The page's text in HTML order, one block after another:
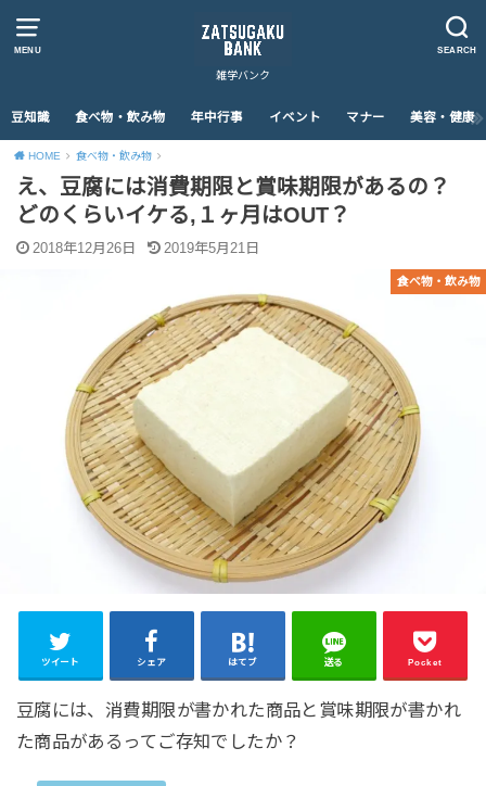
MENU SEARCH
雑学バンク
豆知識 食べ物・飲み物 年中行事 イベント マナー 美容・健康
HOME 食べ物・飲み物
え、豆腐には消費期限と賞味期限があるの？
どのくらいイケる,１ヶ月はOUT？
2018年12月26日 2019年5月21日
食べ物・飲み物
ツイート シェア はてブ 送る Pocket
豆腐には、消費期限が書かれた商品と賞味期限が書かれ
た商品があるってご存知でしたか？